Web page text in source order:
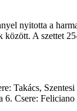
nyitotta a
A szettet
Takács,
Csere: